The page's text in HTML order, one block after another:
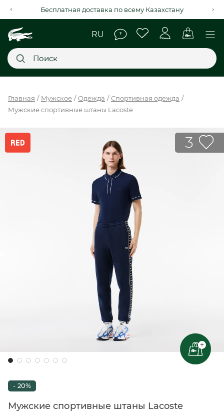
Рассрочка на 4 месяца через Kaspi Red+
НОВИНКИ
SALE
МЫ LACOSTE
Главная Мужское Одежда
Спортивная одежда
Мужские спортивные штаны Lacoste
3
+
- 20%
Мужские спортивные штаны Lacoste